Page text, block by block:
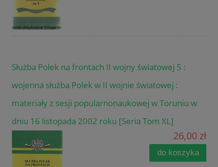
Służba Polek na frontach II wojny światowej 5 :
wojenna służba Polek w II wojnie światowej :
materiały z sesji popularnonaukowej w Toruniu w
dniu 16 listopada 2002 roku [Seria Tom XL]
26,00 zł
do koszyka